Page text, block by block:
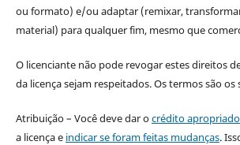
ou formato) e/ou adaptar (remixar,
material) para qualquer fim, mesmo que
O licenciante não pode revogar estes direitos
da licença sejam respeitados. Os termos são os
Atribuição – Você deve dar ocrédito apropriado
a licença e indicar se foram feitas mudanças.